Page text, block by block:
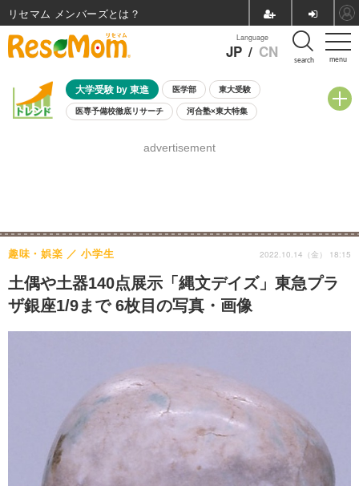
menu
Language
JP / CN search
大学受験 by 東進 医学部 東大受験
医専予備校徹底リサーチ 河合塾×東大特集
8月開催学校説明会・相談会
advertisement
土偶や土器140点展示「縄文デイズ」東急プラ
ザ銀座1/9まで 6枚目の写真・画像
趣味・娯楽 小学生 2022.10.14（金） 18:15
リセマム メンバーズ